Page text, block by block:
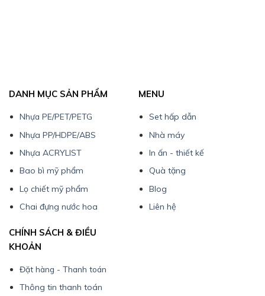
DANH MỤC SẢN PHẨM
Nhựa PE/PET/PETG
Nhựa PP/HDPE/ABS
Nhựa ACRYLIST
Bao bì mỹ phẩm
Lọ chiết mỹ phẩm
Chai đựng nước hoa
MENU
Set hấp dẫn
Nhà máy
In ấn - thiết kế
Quà tặng
Blog
Liên hệ
CHÍNH SÁCH & ĐIỀU
KHOẢN
Đặt hàng - Thanh toán
Thông tin thanh toán